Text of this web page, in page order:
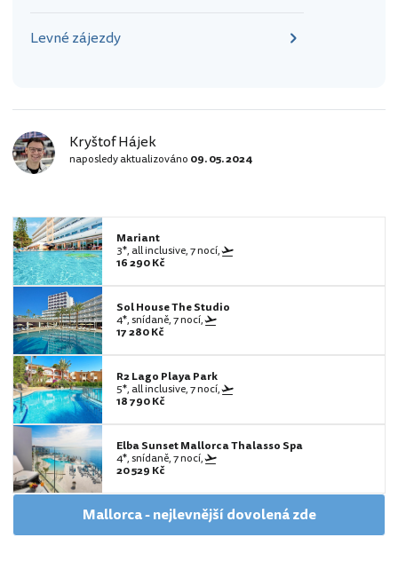
Levné zájezdy
Kryštof Hájek
naposledy aktualizováno 09. 05. 2024
Mariant
3*, all inclusive, 7 nocí,
16 290 Kč
Sol House The Studio
4*, snídaně, 7 nocí,
17 280 Kč
R2 Lago Playa Park
5*, all inclusive, 7 nocí,
18 790 Kč
Elba Sunset Mallorca Thalasso Spa
4*, snídaně, 7 nocí,
20 529 Kč
Mallorca - nejlevnější dovolená zde